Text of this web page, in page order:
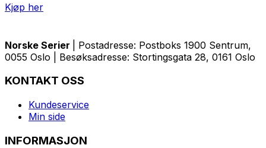
Kjøp her
Norske Serier
| Postadresse: Postboks 1900 Sentrum,
0055 Oslo | Besøksadresse: Stortingsgata 28, 0161 Oslo
KONTAKT OSS
Kundeservice
Min side
INFORMASJON